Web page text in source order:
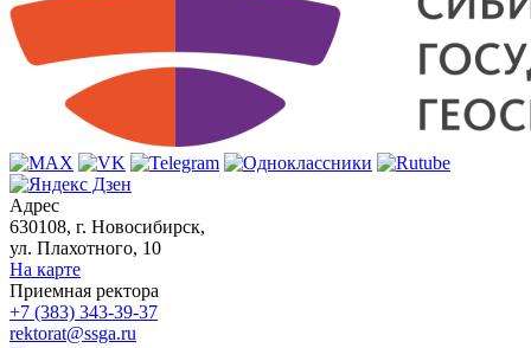
Адрес
630108, г. Новосибирск,
ул. Плахотного, 10
На карте
Приемная ректора
+7 (383) 343-39-37
rektorat@ssga.ru